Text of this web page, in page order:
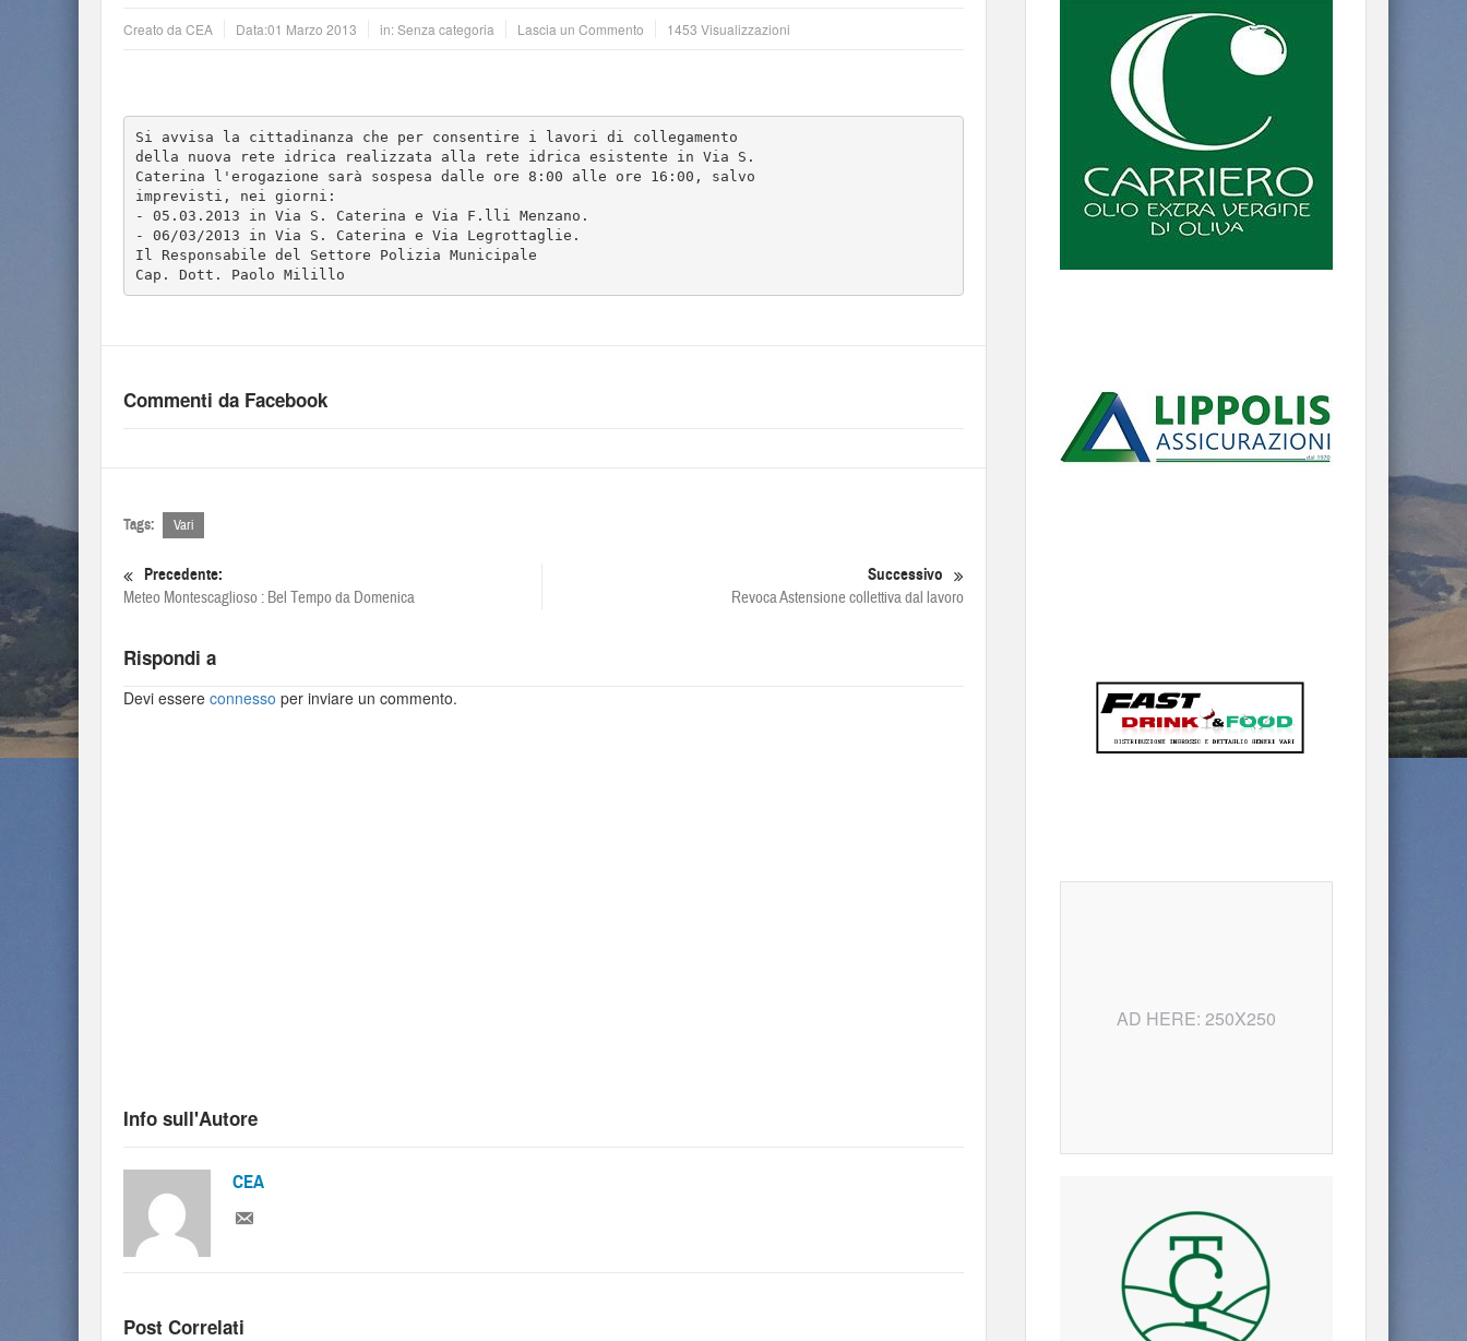
Creato da CEA Data:01 Marzo 2013 in: Senza categoria Lascia un Commento 1453 Visualizzazioni
Si avvisa la cittadinanza che per consentire i lavori di collegamento
della nuova rete idrica realizzata alla rete idrica esistente in Via S.
Caterina l'erogazione sarà sospesa dalle ore 8:00 alle ore 16:00, salvo
imprevisti, nei giorni:
- 05.03.2013 in Via S. Caterina e Via F.lli Menzano.
- 06/03/2013 in Via S. Caterina e Via Legrottaglie.
Il Responsabile del Settore Polizia Municipale
Cap. Dott. Paolo Milillo
Commenti da Facebook
Tags: Vari
Precedente:
Meteo Montescaglioso : Bel Tempo da Domenica
Successivo
Revoca Astensione collettiva dal lavoro
Rispondi a
Devi essere connesso per inviare un commento.
Info sull'Autore
CEA
Post Correlati
AD HERE: 250X250